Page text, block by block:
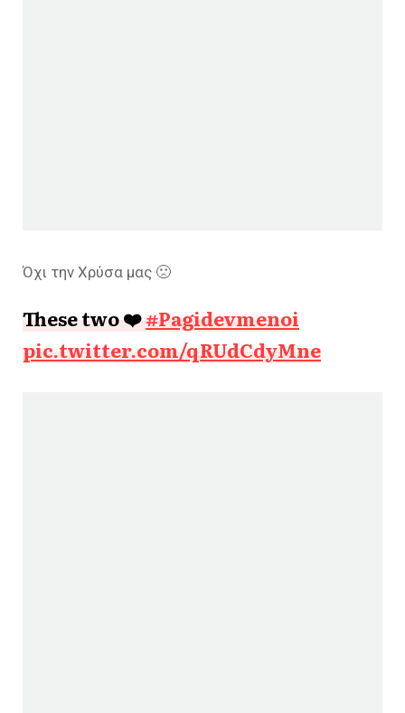
Όχι την Χρύσα μας 🙁
These two ❤️#Pagidevmenoi
pic.twitter.com/qRUdCdyMne